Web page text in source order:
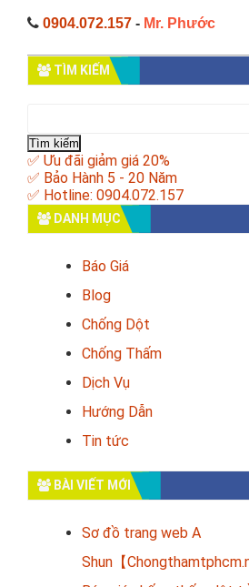
0904.072.157 - Mr. Phước
TÌM KIẾM
cho:
✅ Ưu đãi giảm giá 20%
✅ Bảo Hành 5 - 20 Năm
✅ Hotline: 0904.072.157
DANH MỤC
Báo Giá
Blog
Chống Dột
Chống Thấm
Dịch Vụ
Hướng Dẫn
Tin tức
BÀI VIẾT MỚI
Sơ đồ trang web A
Shun【